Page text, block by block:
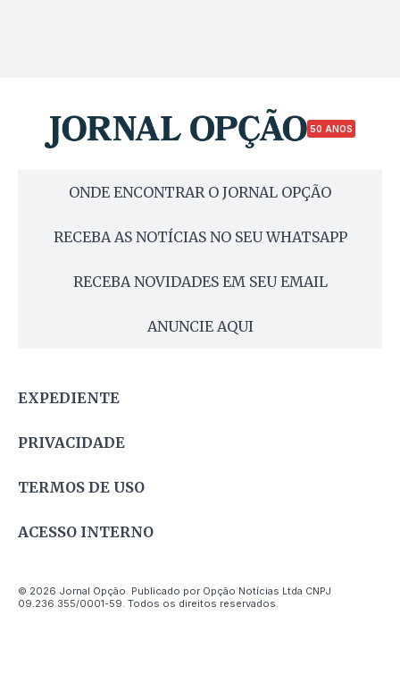
50 ANOS
ONDE ENCONTRAR O JORNAL OPÇÃO
RECEBA AS NOTÍCIAS NO SEU WHATSAPP
RECEBA NOVIDADES EM SEU EMAIL
ANUNCIE AQUI
EXPEDIENTE
PRIVACIDADE
TERMOS DE USO
ACESSO INTERNO
© 2026 Jornal Opção. Publicado por Opção Notícias Ltda CNPJ
09.236.355/0001-59. Todos os direitos reservados.